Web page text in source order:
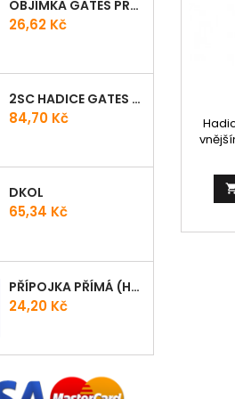
OBJÍMKA GATES PRO-V
Cena
26,62 Kč
2SC HADICE GATES PROV
Cena
84,70 Kč
DKOL
Cena
65,34 Kč
PŘÍPOJKA PŘÍMÁ (HRDLO) GES - WD
Cena
24,20 Kč
2SC,